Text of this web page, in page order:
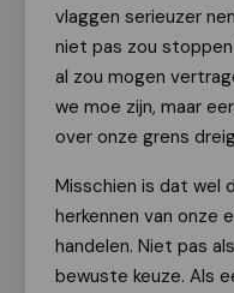
vlaggen serieuzer
niet pas zou
al zou mogen
we moe zijn, maar
over onze grens
Misschien is dat wel
herkennen van onze
handelen. Niet pas
bewuste keuze. Als